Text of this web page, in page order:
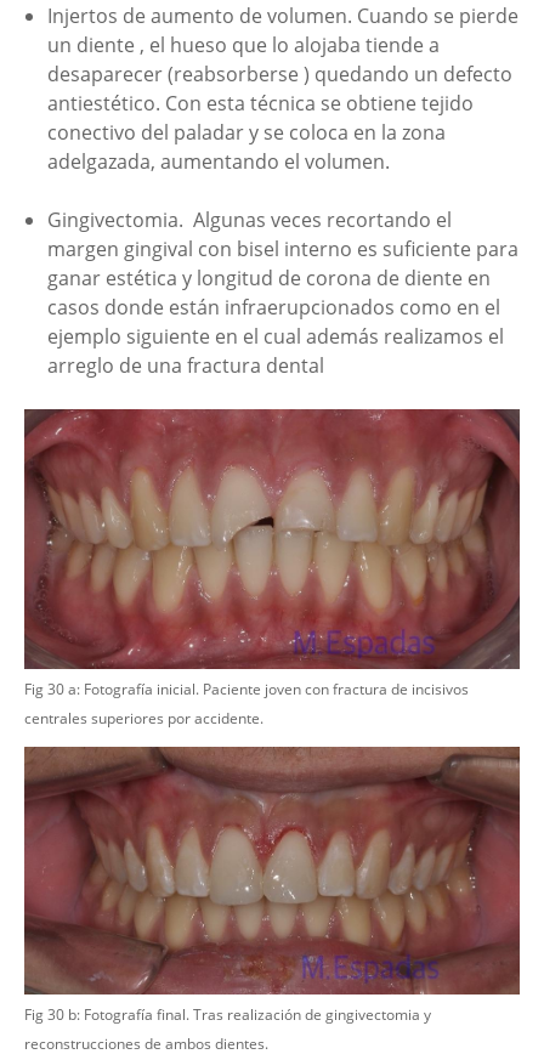
Injertos de aumento de volumen. Cuando se pierde
un diente , el hueso que lo alojaba tiende a
desaparecer (reabsorberse ) quedando un defecto
antiestético. Con esta técnica se obtiene tejido
conectivo del paladar y se coloca en la zona
adelgazada, aumentando el volumen.
Gingivectomia. Algunas veces recortando el
margen gingival con bisel interno es suficiente para
ganar estética y longitud de corona de diente en
casos donde están infraerupcionados como en el
ejemplo siguiente en el cual además realizamos el
arreglo de una fractura dental
Fig 30 a: Fotografía inicial. Paciente joven con fractura de incisivos
centrales superiores por accidente.
Fig 30 b: Fotografía final. Tras realización de gingivectomia y
reconstrucciones de ambos dientes.